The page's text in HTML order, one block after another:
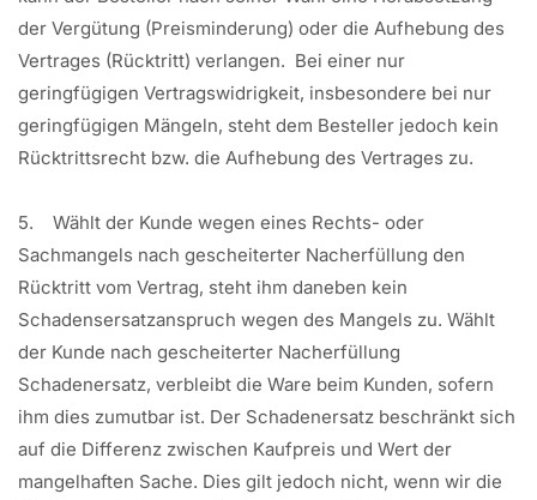
der Vergütung (Preisminderung) oder die Aufhebung des
Vertrages (Rücktritt) verlangen. Bei einer nur
geringfügigen Vertragswidrigkeit, insbesondere bei nur
geringfügigen Mängeln, steht dem Besteller jedoch kein
Rücktrittsrecht bzw. die Aufhebung des Vertrages zu.
5. Wählt der Kunde wegen eines Rechts- oder
Sachmangels nach gescheiterter Nacherfüllung den
Rücktritt vom Vertrag, steht ihm daneben kein
Schadensersatzanspruch wegen des Mangels zu. Wählt
der Kunde nach gescheiterter Nacherfüllung
Schadenersatz, verbleibt die Ware beim Kunden, sofern
ihm dies zumutbar ist. Der Schadenersatz beschränkt sich
auf die Differenz zwischen Kaufpreis und Wert der
mangelhaften Sache. Dies gilt jedoch nicht, wenn wir die